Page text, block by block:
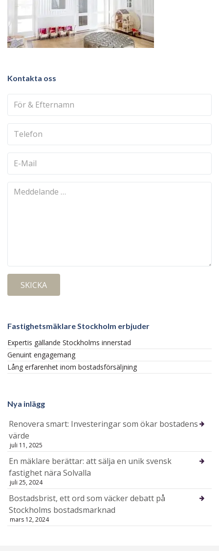
Kontakta oss
Fastighetsmäklare Stockholm erbjuder
Expertis gällande Stockholms innerstad
Genuint engagemang
Lång erfarenhet inom bostadsförsäljning
Nya inlägg
Renovera smart: Investeringar som ökar bostadens
värde
juli 11, 2025
En mäklare berättar: att sälja en unik svensk
fastighet nära Solvalla
juli 25, 2024
Bostadsbrist, ett ord som väcker debatt på
Stockholms bostadsmarknad
mars 12, 2024